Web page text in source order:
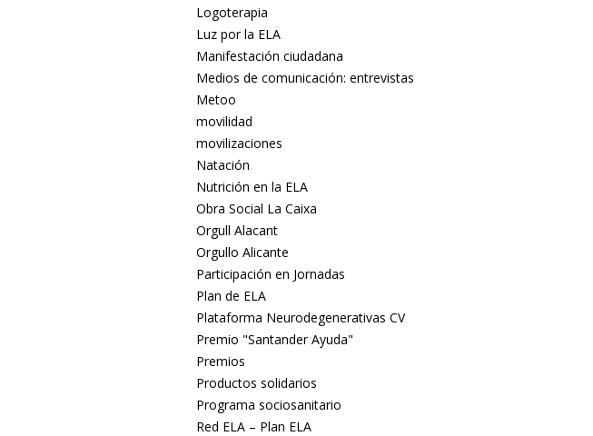
Logoterapia
Luz por la ELA
Manifestación ciudadana
Medios de comunicación: entrevistas
Metoo
movilidad
movilizaciones
Natación
Nutrición en la ELA
Obra Social La Caixa
Orgull Alacant
Orgullo Alicante
Participación en Jornadas
Plan de ELA
Plataforma Neurodegenerativas CV
Premio "Santander Ayuda"
Premios
Productos solidarios
Programa sociosanitario
Red ELA – Plan ELA